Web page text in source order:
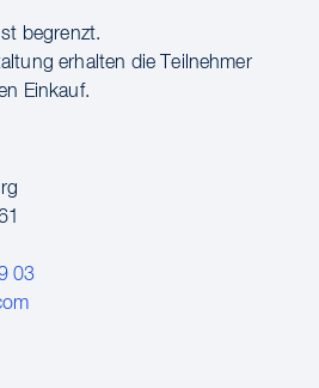
begrenzt.
erhalten die Teilnehmer
Einkauf.
03